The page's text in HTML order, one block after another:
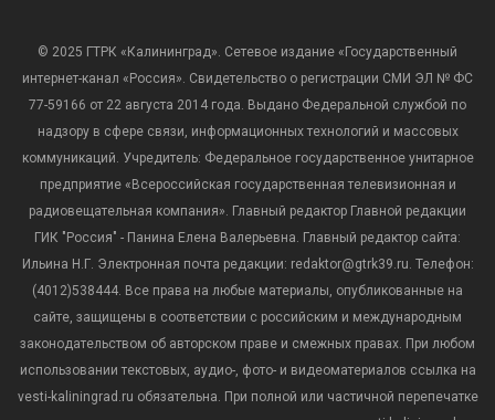
© 2025 ГТРК «Калининград». Сетевое издание «Государственный
интернет-канал «Россия». Свидетельство о регистрации СМИ ЭЛ № ФС
77-59166 от 22 августа 2014 года. Выдано Федеральной службой по
надзору в сфере связи, информационных технологий и массовых
коммуникаций. Учредитель: Федеральное государственное унитарное
предприятие «Всероссийская государственная телевизионная и
радиовещательная компания». Главный редактор Главной редакции
ГИК "Россия" - Панина Елена Валерьевна. Главный редактор сайта:
Ильина Н.Г. Электронная почта редакции: redaktor@gtrk39.ru. Телефон:
(4012)538444. Все права на любые материалы, опубликованные на
сайте, защищены в соответствии с российским и международным
законодательством об авторском праве и смежных правах. При любом
использовании текстовых, аудио-, фото- и видеоматериалов ссылка на
vesti-kaliningrad.ru обязательна. При полной или частичной перепечатке